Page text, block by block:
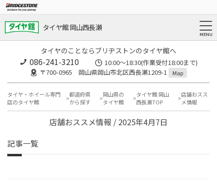
タイヤ館 岡山西長瀬
タイヤのことならブリヂストンのタイヤ館へ
086-241-3210
10:00〜18:30(作業受付18:00まで)
〒700-0965 岡山県岡山市北区西長瀬1209-1
Map
タイヤ・ホイール専門
店のタイヤ館
都道府県
から探す
岡山県の
タイヤ館
タイヤ館 岡山
西長瀬TOP
店舗おスス
メ情報
店舗おススメ情報 / 2025年4月7日
記事一覧